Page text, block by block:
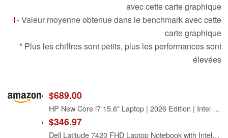
avec cette carte graphique
- Valeur moyenne obtenue dans le benchmark avec cette
carte graphique
* Plus les chiffres sont petits, plus les performances sont
élevées
$689.00
HP New Core i7 15.6" Laptop | 2026 Edition | Intel High-Performance Core i7-1255U up to 4.7GHz | 16GB RAM - 1TB PCIe SSD | Webcam | FHD | Long Battery Life | Windows 11 | Business & Academic
$346.97
Dell Latitude 7420 FHD Laptop Notebook with Intel Core i7 11th Gen Processor (16GB Ram, 512GB SSD, WiFi, Bluetooth) Windows 11 Pro - Carbon Fiber (Renewed)